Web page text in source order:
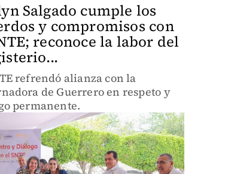
Salgado cumple los
y compromisos con
reconoce la labor del
refrendó alianza con la
de Guerrero en respeto y
permanente.